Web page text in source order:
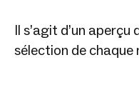
Il s’agit d’un
sélection de